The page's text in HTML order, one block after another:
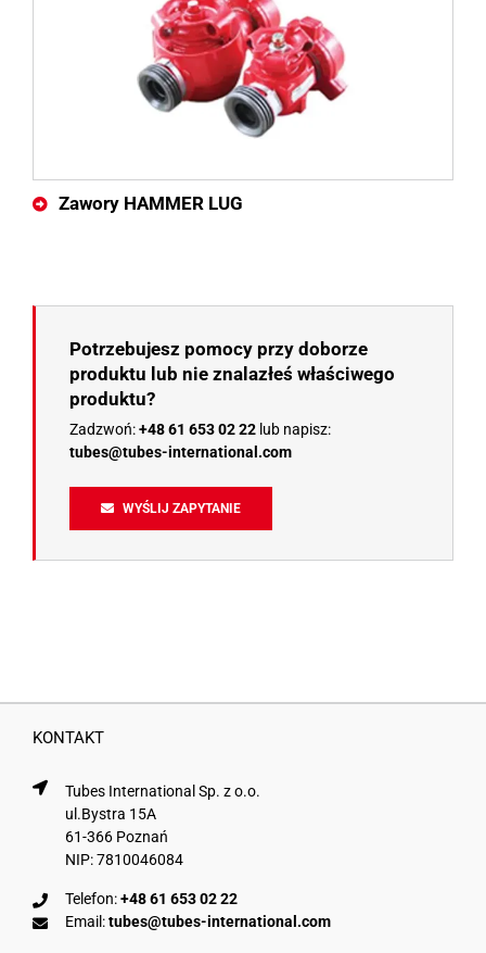
Zawory HAMMER LUG
Potrzebujesz pomocy przy doborze
produktu lub nie znalazłeś właściwego
produktu?
Zadzwoń:+48 61 653 02 22lub napisz:
tubes@tubes-international.com
WYŚLIJ ZAPYTANIE
KONTAKT
Tubes International Sp. z o.o.
ul.Bystra 15A
61-366 Poznań
NIP: 7810046084
Telefon:+48 61 653 02 22
Email:tubes@tubes-international.com